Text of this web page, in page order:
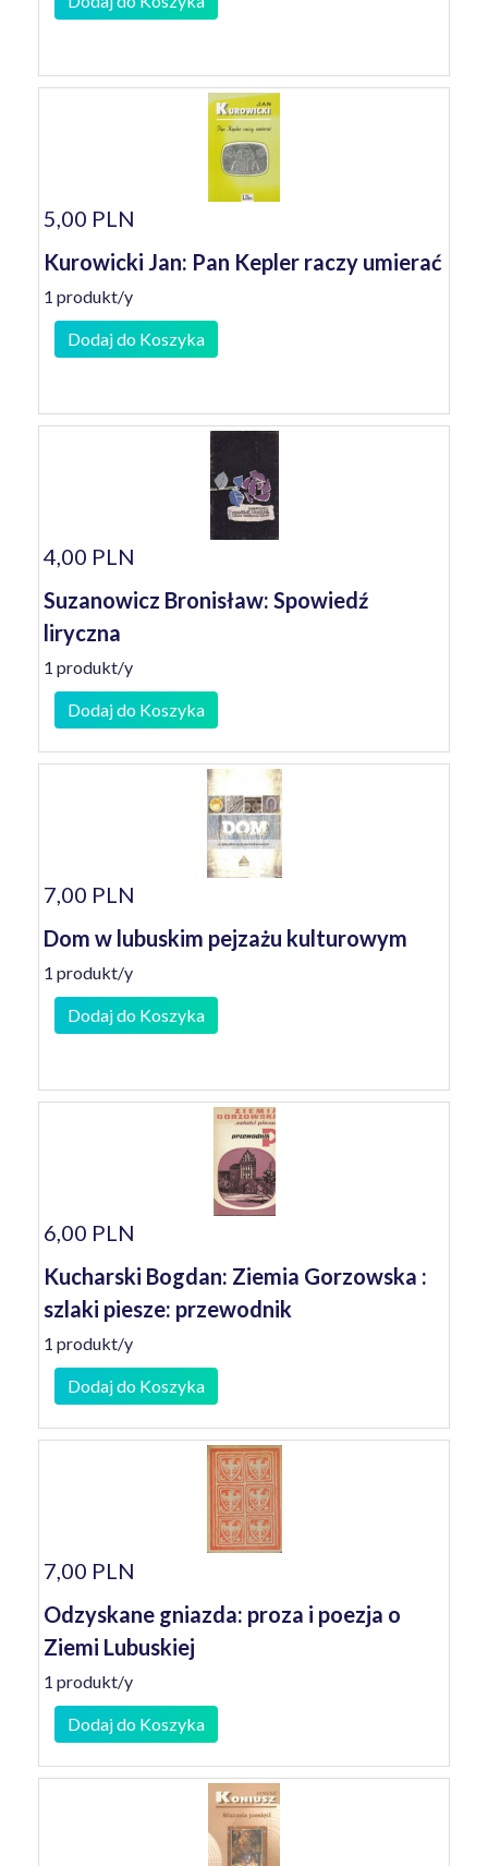
5,00 PLN
Kurowicki Jan: Pan Kepler raczy umierać
1 produkt/y
Dodaj do Koszyka
4,00 PLN
Suzanowicz Bronisław: Spowiedź
liryczna
1 produkt/y
Dodaj do Koszyka
7,00 PLN
Dom w lubuskim pejzażu kulturowym
1 produkt/y
Dodaj do Koszyka
6,00 PLN
Kucharski Bogdan: Ziemia Gorzowska :
szlaki piesze: przewodnik
1 produkt/y
Dodaj do Koszyka
7,00 PLN
Odzyskane gniazda: proza i poezja o
Ziemi Lubuskiej
1 produkt/y
Dodaj do Koszyka